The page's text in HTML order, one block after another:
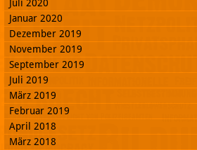
Juli 2020
Januar 2020
Dezember 2019
November 2019
September 2019
Juli 2019
März 2019
Februar 2019
April 2018
März 2018